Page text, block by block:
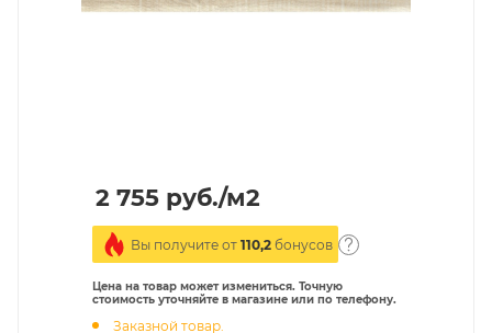
2 755 руб./м2
Вы получите от 110,2 бонусов
Цена на товар может измениться. Точную
стоимость уточняйте в магазине или по телефону.
Заказной товар.